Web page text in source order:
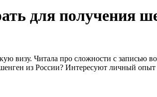
для получения
визу. Читала про сложности с
из России? Интересуют личный